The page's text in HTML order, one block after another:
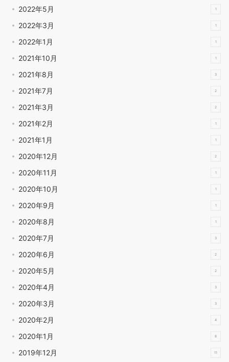
2022年5月 1
2022年3月 1
2022年1月 1
2021年10月 1
2021年8月 3
2021年7月 2
2021年3月 2
2021年2月 1
2021年1月 1
2020年12月 2
2020年11月 1
2020年10月 1
2020年9月 1
2020年8月 1
2020年7月 3
2020年6月 2
2020年5月 2
2020年4月 3
2020年3月 3
2020年2月 4
2020年1月 8
2019年12月 11